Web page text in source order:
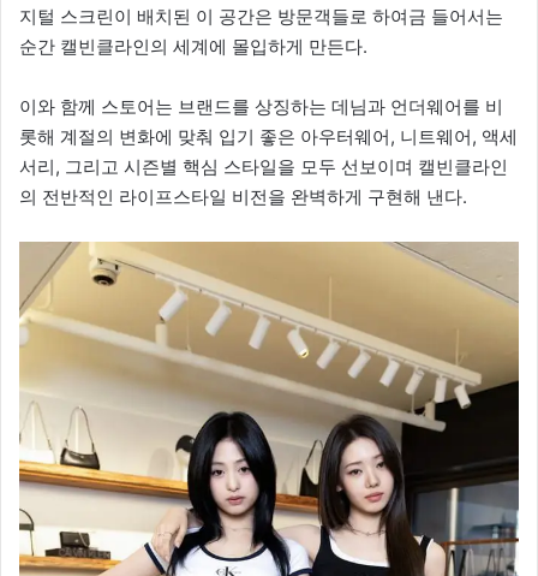
지털 스크린이 배치된 이 공간은 방문객들로 하여금 들어서는
순간 캘빈클라인의 세계에 몰입하게 만든다.
이와 함께 스토어는 브랜드를 상징하는 데님과 언더웨어를 비
롯해 계절의 변화에 맞춰 입기 좋은 아우터웨어, 니트웨어, 액세
서리, 그리고 시즌별 핵심 스타일을 모두 선보이며 캘빈클라인
의 전반적인 라이프스타일 비전을 완벽하게 구현해 낸다.